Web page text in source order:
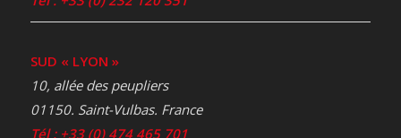
SUD « LYON »
10, allée des peupliers
01150. Saint-Vulbas. France
Tél : +33 (0) 474 465 701